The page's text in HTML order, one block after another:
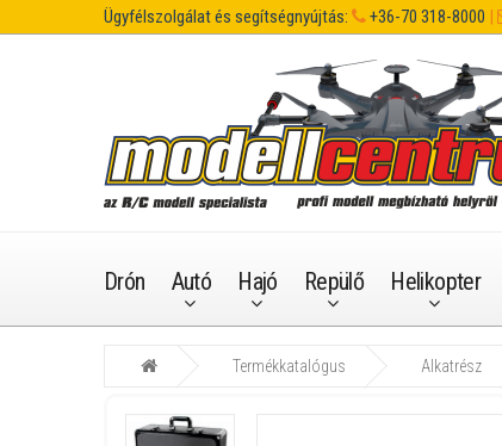
Ügyfélszolgálat és segítségnyújtás: +36-70 318-8000 |
Drón Autó Hajó Repülő Helikopter
Termékkatalógus Alkatrész